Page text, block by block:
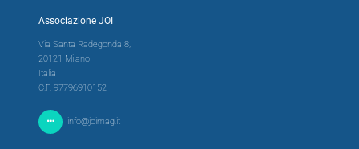
Associazione JOI
Via Santa Radegonda 8,
20121 Milano
Italia
C.F. 97796910152
info@joimag.it